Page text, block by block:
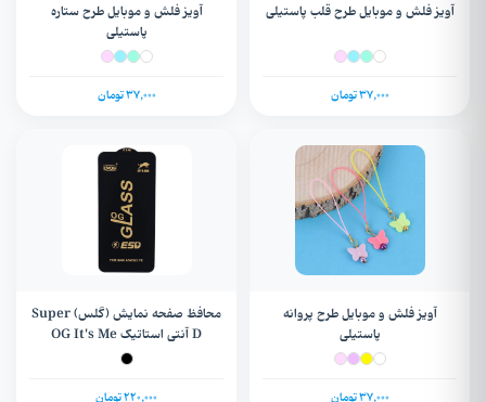
آویز فلش و موبایل طرح قلب پاستیلی
37,000 تومان
آویز فلش و موبایل طرح ستاره
پاستیلی
37,000 تومان
آویز فلش و موبایل طرح پروانه
پاستیلی
37,000 تومان
محافظ صفحه نمایش (گلس) Super
D آنتی استاتیک OG It's Me
سامسونگ Galaxy A54 / S20 FE /
220,000 تومان